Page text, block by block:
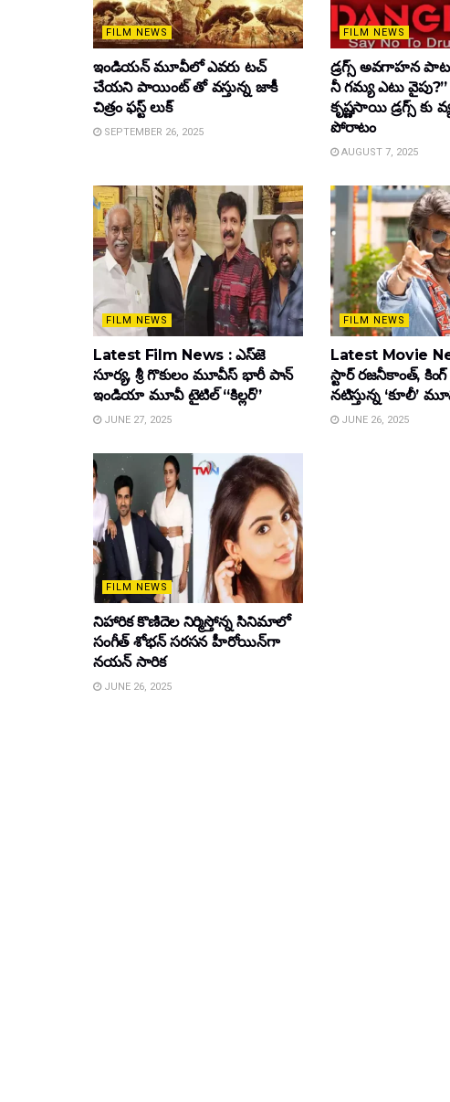
FILM NEWS
ఇండియన్ మూవీలో ఎవరు టచ్
చేయని పాయింట్ తో వస్తున్న జాకీ
చిత్రం ఫస్ట్ లుక్
SEPTEMBER 26, 2025
FILM NEWS
డ్రగ్స్ అవగాహన
నీ గమ్య ఎటు
కృష్ణసాయి డ్రగ్స్ కు
పోరాటం
AUGUST 7, 2025
FILM NEWS
Latest Film News : ఎస్‌జె
సూర్య, శ్రీ గొకులం మూవీస్‌ భారీ పాన్‌
ఇండియా మూవీ టైటిల్ “కిల్లర్”
JUNE 27, 2025
FILM NEWS
Latest Movie
స్టార్ రజనీకాంత్,
నటిస్తున్న ‘కూలీ’
JUNE 26, 2025
FILM NEWS
నిహారిక కొణిదెల నిర్మిస్తోన్న సినిమాలో
సంగీత్ శోభన్ సరసన హీరోయిన్‌గా
నయన్ సారిక
JUNE 26, 2025